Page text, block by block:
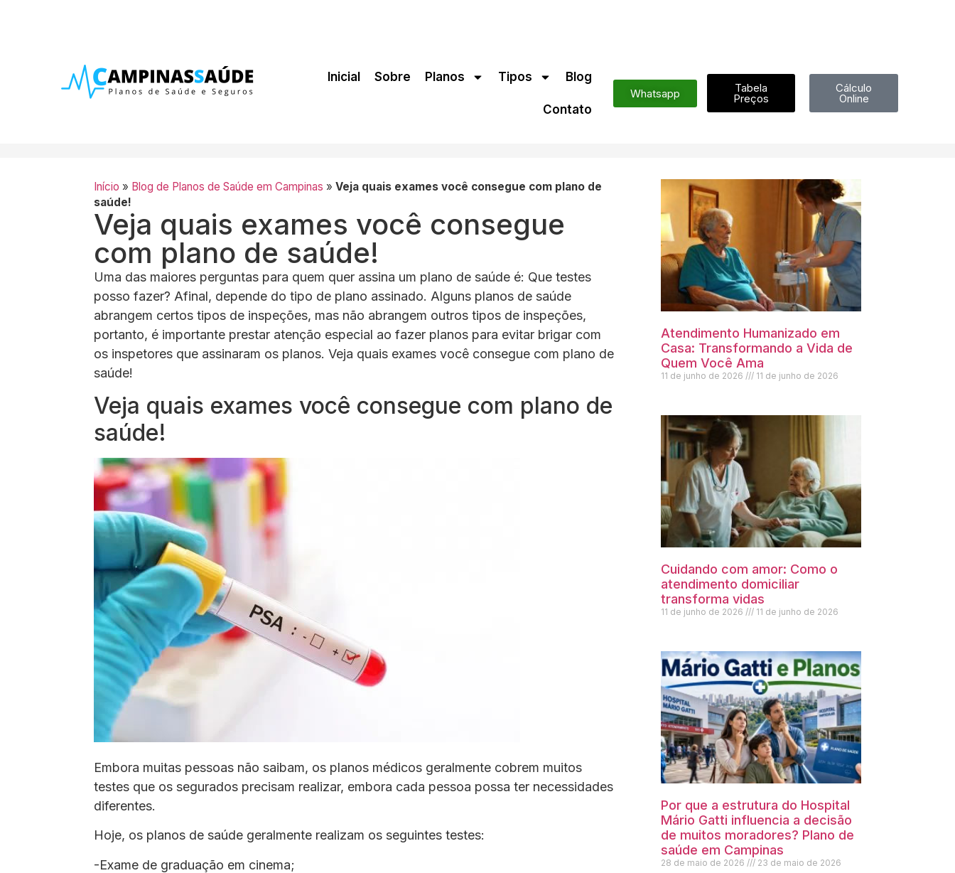
Inicial Sobre Planos Tipos Blog
Contato
Whatsapp Tabela
Preços
Cálculo
Online
Início » Blog de Planos de Saúde em Campinas » Veja quais exames você consegue com plano de
saúde!
Veja quais exames você consegue
com plano de saúde!
Uma das maiores perguntas para quem quer assina um plano de saúde é: Que testes
posso fazer? Afinal, depende do tipo de plano assinado. Alguns planos de saúde
abrangem certos tipos de inspeções, mas não abrangem outros tipos de inspeções,
portanto, é importante prestar atenção especial ao fazer planos para evitar brigar com
os inspetores que assinaram os planos. Veja quais exames você consegue com plano de
saúde!
Veja quais exames você consegue com plano de
saúde!
Embora muitas pessoas não saibam, os planos médicos geralmente cobrem muitos
testes que os segurados precisam realizar, embora cada pessoa possa ter necessidades
diferentes.
Hoje, os planos de saúde geralmente realizam os seguintes testes:
-Exame de graduação em cinema;
Atendimento Humanizado em
Casa: Transformando a Vida de
Quem Você Ama
11 de junho de 2026 11 de junho de 2026
Cuidando com amor: Como o
atendimento domiciliar
transforma vidas
11 de junho de 2026 11 de junho de 2026
Por que a estrutura do Hospital
Mário Gatti influencia a decisão
de muitos moradores? Plano de
saúde em Campinas
28 de maio de 2026 23 de maio de 2026